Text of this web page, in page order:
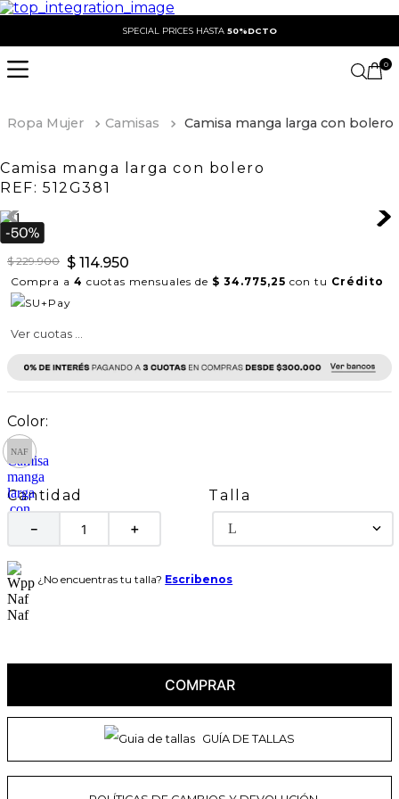
SPECIAL PRICES HASTA 50%DCTO
0
Ropa Mujer Camisas Camisa manga larga con bolero
Camisa manga larga con bolero
REF: 512G381
$ 229.900 $ 114.950
Compra a 4 cuotas mensuales de $ 34.775,25 con tu Crédito
Ver cuotas ...
Cantidad
＋
－
Talla
L
¿No encuentras tu talla? Escribenos
COMPRAR
GUÍA DE TALLAS